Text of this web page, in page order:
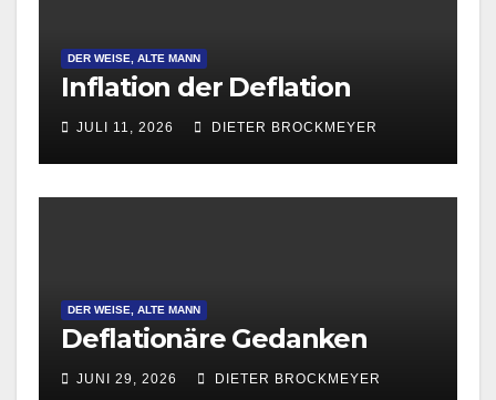
DER WEISE, ALTE MANN
Inflation der Deflation
JULI 11, 2026 DIETER BROCKMEYER
DER WEISE, ALTE MANN
Deflationäre Gedanken
JUNI 29, 2026 DIETER BROCKMEYER